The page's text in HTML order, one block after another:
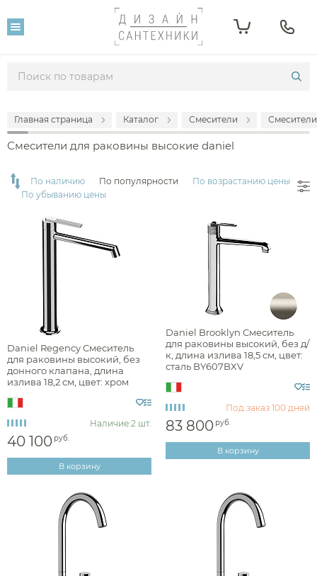
Главная страница Каталог Смесители
Смесители для раковины высокие daniel
Фильтр
29 300 104 700
Производитель
Наличие
есть в наличии
хром
белый
черный
графит
По наличию По популярности
По возрастанию цены
По убыванию цены
Daniel Regency Смеситель
для раковины высокий, без
донного клапана, длина
излива 18,2 см, цвет: хром
Наличие:2 шт.
40 100 руб.
В корзину
Daniel Brooklyn Смеситель
для раковины высокий, без д/
к, длина излива 18,5 см, цвет:
сталь BY607BXV
Под заказ 100 дней
83 800 руб.
В корзину